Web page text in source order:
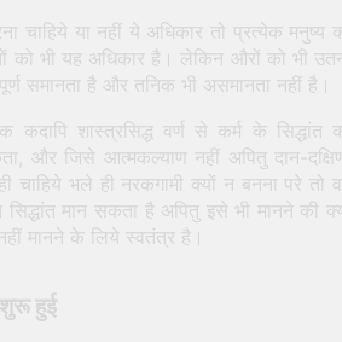
चाहिये या नहीं ये अधिकार तो प्रत्येक मनुष्य
को भी यह अधिकार है। लेकिन औरों को भी
समानता है और तनिक भी असमानता नहीं है।
कदापि शास्त्रसिद्ध वर्ण से कर्म के सिद्धांत
और जिसे आत्मकल्याण नहीं अपितु दान-
चाहिये भले ही नरकगामी क्यों न बनना परे तो
सिद्धांत मान सकता है अपितु इसे भी मानने की
मानने के लिये स्वतंत्र है।
शुरू हुई